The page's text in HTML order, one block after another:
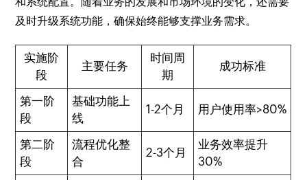
及时升级系统功能，确保始终能够支撑业务需求。
实施阶
段
主要任务
时间周
期
成功标准
第一阶
段
基础功能上
线
1-2个月 用户使用率>80%
第二阶
段
流程优化整
合
2-3个月
业务效率提升
30%